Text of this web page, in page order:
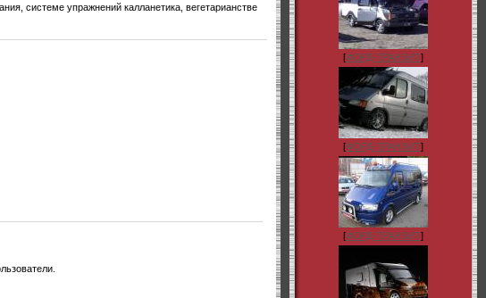
системе упражнений калланетика, вегетарианстве
[ФОРД-ТРАНЗИТ]
[ФОРД-ТРАНЗИТ]
[ФОРД-ТРАНЗИТ]